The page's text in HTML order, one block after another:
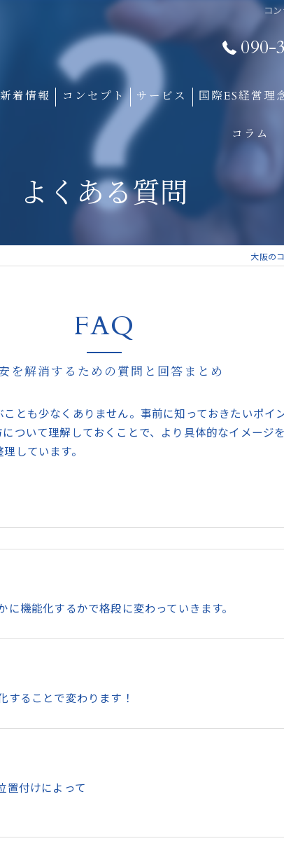
コ
090-
新着情報 コンセプト サービス 国際ES経営理
コラム
よくある質問
大阪の
を解消するための質問と回答まとめ
FAQ
とも少なくありません。事前に知っておきたいポイ
ついて理解しておくことで、より具体的なイメージ
しています。
機能化するかで格段に変わっていきます。
することで変わります！
置付けによって